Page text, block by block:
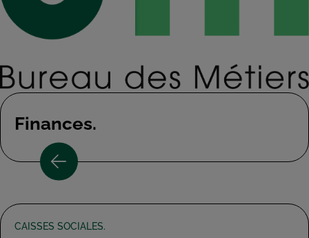
Finances.
CAISSES SOCIALES.